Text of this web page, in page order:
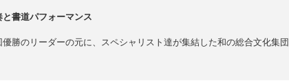
書道パフォーマンス
勝のリーダーの元に、スペシャリスト達が集結した和の総合文化集団